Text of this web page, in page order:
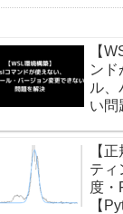
【
ンド
ル、
い問
【
ティ
度・
【